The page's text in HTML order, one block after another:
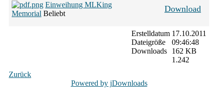
Einweihung MLKing
Memorial Beliebt Download
Erstelldatum
Dateigröße
Downloads
17.10.2011
09:46:48
162 KB
1.242
Zurück
Powered by jDownloads